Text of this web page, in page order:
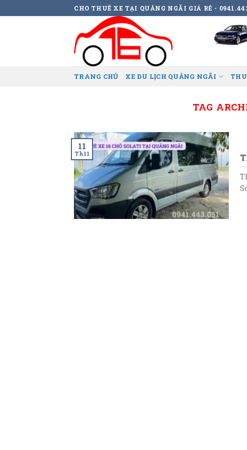
to
CHO THUÊ XE TẠI QUẢNG NGÃI GIÁ RẺ -
TRANG CHỦ XE DU LỊCH QUẢNG NGÃI
TAG
11
Th11